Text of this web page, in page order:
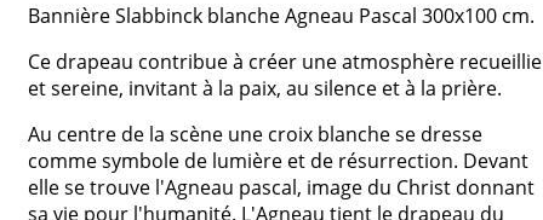
Bannière Slabbinck blanche Agneau Pascal 300x100 cm.
Ce drapeau contribue à créer une atmosphère recueillie
et sereine, invitant à la paix, au silence et à la prière.
Au centre de la scène une croix blanche se dresse
comme symbole de lumière et de résurrection. Devant
elle se trouve l'Agneau pascal, image du Christ donnant
sa vie pour l'humanité. L'Agneau tient le drapeau du